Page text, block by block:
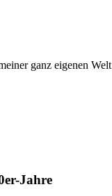
ganz eigenen Welt
Jahre